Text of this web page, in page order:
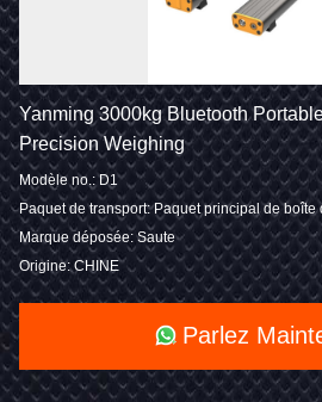
Yanming 3000kg Bluetooth
Precision Weighing
Modèle no.: D1
Paquet de transport: Paquet principal de boîte
Marque déposée: Saute
Origine: CHINE
Parlez